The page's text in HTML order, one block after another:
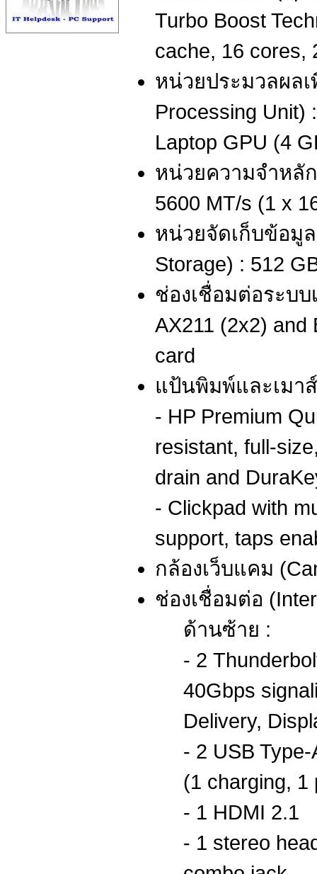
Turbo Boost
cache, 16 cores,
หน่วยประมวลผล
Processing Unit)
Laptop GPU (4
หน่วยความจำหลั
5600 MT/s (1 x
หน่วยจัดเก็บข้อมู
Storage) : 512
ช่องเชื่อมต่อระบบ
AX211 (2x2) and
card
แป้นพิมพ์และเมา
- HP Premium
resistant, full-
drain and
- Clickpad with
support, taps
กล้องเว็บแคม
ช่องเชื่อมต่อ
ด้านซ้าย :
- 2
40Gbps
Delivery,
- 2 USB
(1 charging, 1
- 1 HDMI 2.1
- 1 stereo